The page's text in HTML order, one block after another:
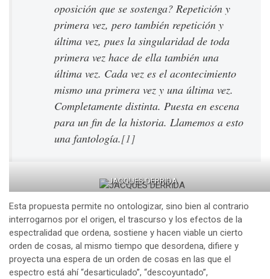
oposición que se sostenga? Repetición y
primera vez, pero también repetición y
última vez, pues la singularidad de toda
primera vez hace de ella también una
última vez. Cada vez es el acontecimiento
mismo una primera vez y una última vez.
Completamente distinta. Puesta en escena
para un fin de la historia. Llamemos a esto
una fantología.[1]
JACQUES DERRIDA
Esta propuesta permite no ontologizar, sino bien al contrario
interrogarnos por el origen, el trascurso y los efectos de la
espectralidad que ordena, sostiene y hacen viable un cierto
orden de cosas, al mismo tiempo que desordena, difiere y
proyecta una espera de un orden de cosas en las que el
espectro está ahí “desarticulado”, “descoyuntado”,